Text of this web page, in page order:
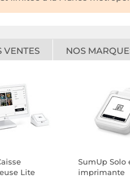
VENTES NOS
Lite
SumUp Solo
imprimante